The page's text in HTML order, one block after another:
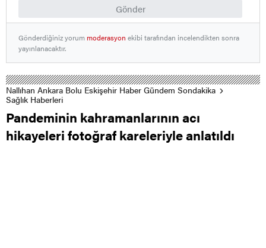
Gönder
Gönderdiğiniz yorummoderasyon ekibi tarafından incelendikten sonra
yayınlanacaktır.
Nallıhan Ankara Bolu Eskişehir Haber Gündem Sondakika
Sağlık Haberleri
Pandeminin kahramanlarının acı
hikayeleri fotoğraf kareleriyle anlatıldı